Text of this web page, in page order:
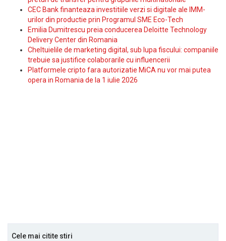
CEC Bank finanteaza investitiile verzi si digitale ale IMM-
urilor din productie prin Programul SME Eco-Tech
Emilia Dumitrescu preia conducerea Deloitte Technology
Delivery Center din Romania
Cheltuielile de marketing digital, sub lupa fiscului: companiile
trebuie sa justifice colaborarile cu influencerii
Platformele cripto fara autorizatie MiCA nu vor mai putea
opera in Romania de la 1 iulie 2026
Cele mai citite stiri